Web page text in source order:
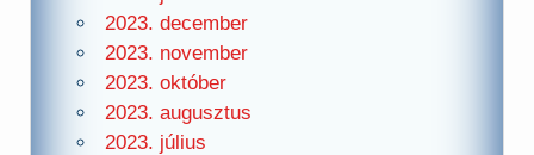
2023. december
2023. november
2023. október
2023. augusztus
2023. július